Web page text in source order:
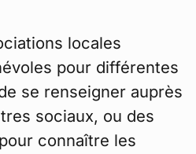
locales
pour différentes
se renseigner auprès
sociaux, ou des
connaître les